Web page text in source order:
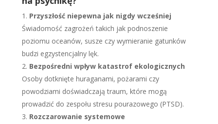
Przyszłość niepewna jak nigdy wcześniej
Świadomość zagrożeń takich jak podnoszenie
poziomu oceanów, susze czy wymieranie gatunków
budzi egzystencjalny lęk.
Bezpośredni wpływ katastrof ekologicznych
Osoby dotknięte huraganami, pożarami czy
powodziami doświadczają traum, które mogą
prowadzić do zespołu stresu pourazowego (PTSD).
Rozczarowanie systemowe